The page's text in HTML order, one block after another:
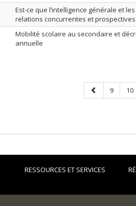
Est-ce que l’intelligence générale et
relations concurrentes et
Mobilité scolaire au secondaire et
annuelle
Page
précédente
Page
9 10
RESSOURCES ET SERVICES